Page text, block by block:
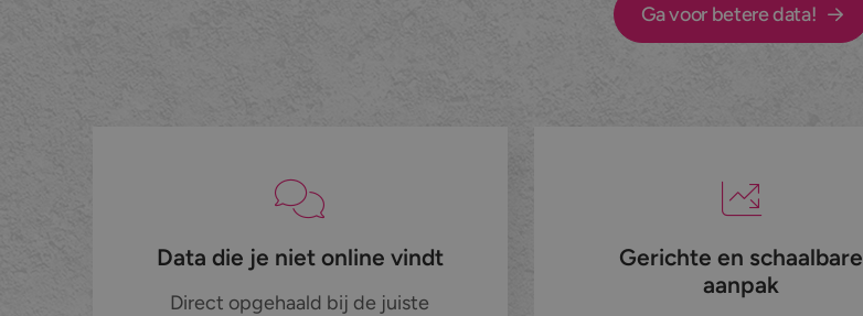
Ga voor betere data!
Data die je niet online vindt
Direct opgehaald bij de juiste
Gerichte en schaalbare
aanpak